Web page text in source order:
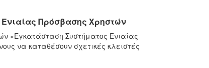
Πρόσβασης Χρηστών
«Εγκατάσταση Συστήματος Ενιαίας
να καταθέσουν σχετικές κλειστές